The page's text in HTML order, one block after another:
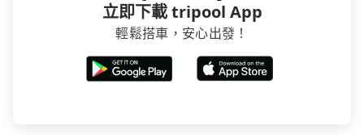
立即下載 tripool App
輕鬆搭車，安心出發！